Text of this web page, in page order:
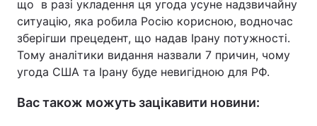
що в разі укладення ця угода усуне надзвичайну
ситуацію, яка робила Росію корисною, водночас
зберігши прецедент, що надав Ірану потужності.
Тому аналітики видання назвали 7 причин, чому
угода США та Ірану буде невигідною для РФ.
Вас також можуть зацікавити новини: